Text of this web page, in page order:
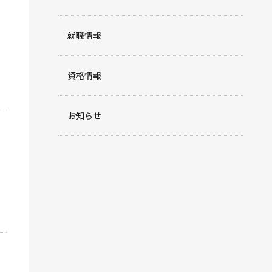
就職情報
資格情報
お知らせ